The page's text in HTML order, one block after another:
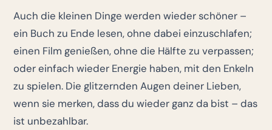
Auch die kleinen Dinge werden wieder schöner –
ein Buch zu Ende lesen, ohne dabei einzuschlafen;
einen Film genießen, ohne die Hälfte zu verpassen;
oder einfach wieder Energie haben, mit den Enkeln
zu spielen. Die glitzernden Augen deiner Lieben,
wenn sie merken, dass du wieder ganz da bist – das
ist unbezahlbar.